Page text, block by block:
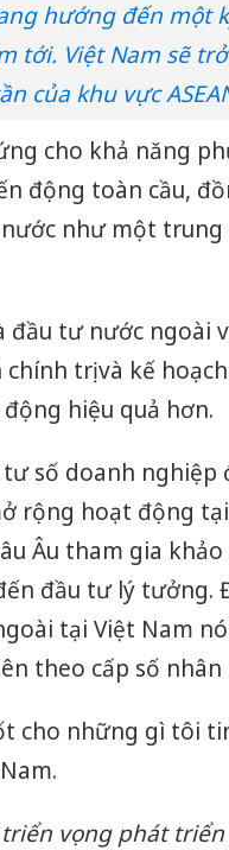
hướng đến một
tới. Việt Nam sẽ
của khu vực
cho khả năng
động toàn cầu,
như một
đầu tư nước
trị và kế
hiệu quả hơn.
số doanh
rộng hoạt động
Âu tham gia
đầu tư lý tưởng.
tại Việt Nam
theo cấp số
cho những gì tôi
vọng phát